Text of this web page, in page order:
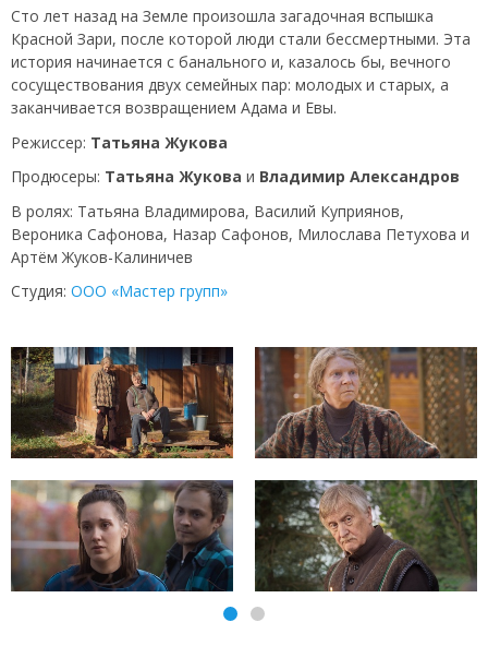
Сто лет назад на Земле произошла загадочная вспышка
Красной Зари, после которой люди стали бессмертными. Эта
история начинается с банального и, казалось бы, вечного
сосуществования двух семейных пар: молодых и старых, а
заканчивается возвращением Адама и Евы.
Режиссер: Татьяна Жукова
Продюсеры: Татьяна Жукова и Владимир Александров
В ролях: Татьяна Владимирова, Василий Куприянов,
Вероника Сафонова, Назар Сафонов, Милослава Петухова и
Артём Жуков-Калиничев
Студия: ООО «Мастер групп»